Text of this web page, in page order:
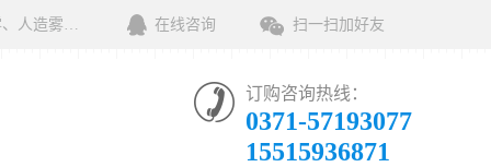
河南绿森环保科技有限公司一家专业销售环保清洁设备及相关用品的公司，产品包括：音乐喷泉、雾森系统、人造雾设备、景观人造雾、人造雾系统、小区喷雾设备、高压喷雾降尘设备、料仓喷雾除尘系统、喷雾降温加湿设备、郑州喷雾消毒设备，等八大系列上百个品种。 在线咨询 扫一扫加好友
订购咨询热线：
0371-57193077
15515936871